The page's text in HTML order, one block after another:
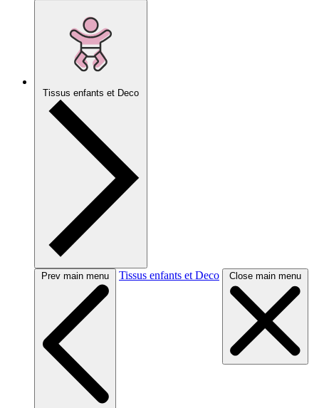
Tissus enfants et Deco
Prev main menu Tissus enfants et Deco Close main menu